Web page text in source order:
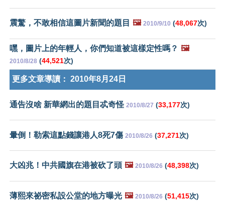
震驚，不敢相信這圖片新聞的題目 🖼️ 2010/9/10 (48,067次)
嘿，圖片上的年輕人，你們知道被這樣定性嗎？ 🖼️
2010/8/28 (44,521次)
更多文章導讀： 2010年8月24日
通告沒啥 新華網出的題目忒奇怪 2010/8/27 (33,177次)
暈倒！勒索這點錢讓港人8死7傷 2010/8/26 (37,271次)
大凶兆！中共國旗在港被砍了頭 🖼️ 2010/8/26 (48,398次)
薄熙來祕密私設公堂的地方曝光 🖼️ 2010/8/26 (51,415次)